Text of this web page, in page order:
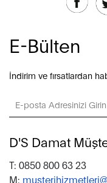
E-Bülten
İndirim ve fırsatlardan
D'S Damat
T: 0850 800 63 23
M: